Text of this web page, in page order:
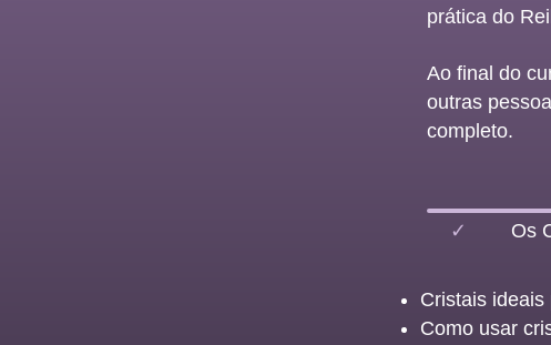
prática do
Ao final do
outras
completo.
Os
✓
Cristais
Como usar